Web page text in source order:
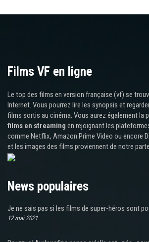
Films VF en ligne
Le top des films en version française (vf) se
Internet. Vous pourrez lire les synopsis et
films sortis au cinéma. Vous aurez également la
films en streaming en rejoignant les
comme Netflix, Amazon Prime Video ou encore
et les images des films proviennent de notre
News populaires
Je ne sais pas si les films de super-héros sont
12 mai 2021